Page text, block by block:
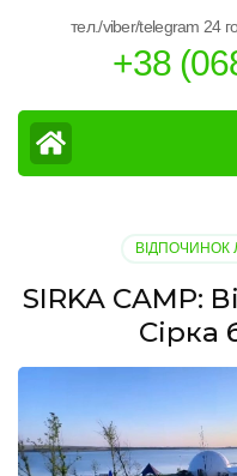
тел./viber/telegram 24
+38
ВІДПОЧИНОК
SIRKA CAMP:
Сірка